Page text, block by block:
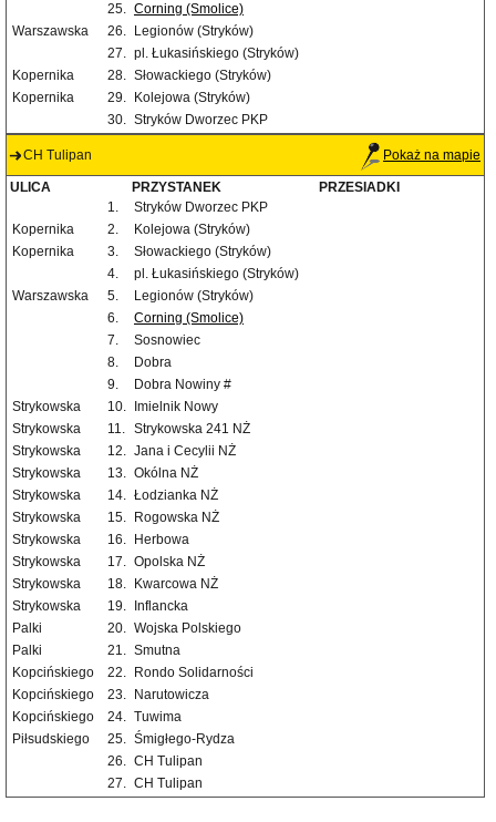
25. Corning (Smolice)
Warszawska
26.
Legionów (Stryków)
27. pl. Łukasińskiego (Stryków)
Kopernika
28. Słowackiego (Stryków)
Kopernika
29.
Kolejowa (Stryków)
30. Stryków Dworzec PKP
CH Tulipan Pokaż na mapie
ULICA PRZYSTANEK
PRZESIADKI
1.
Stryków Dworzec PKP
Kopernika
2.
Kolejowa (Stryków)
Kopernika
3.
Słowackiego (Stryków)
4.
pl. Łukasińskiego (Stryków)
Warszawska
5.
Legionów (Stryków)
6.
Corning (Smolice)
7.
Sosnowiec
8.
Dobra
9.
Dobra Nowiny #
Strykowska
10.
Imielnik Nowy
Strykowska
11. Strykowska 241 NŻ
Strykowska
12. Jana i Cecylii NŻ
Strykowska
13. Okólna NŻ
Strykowska
14. Łodzianka NŻ
Strykowska
15.
Rogowska NŻ
Strykowska
16.
Herbowa
Strykowska
17. Opolska NŻ
Strykowska
18.
Kwarcowa NŻ
Strykowska
19.
Inflancka
Palki
20. Wojska Polskiego
Palki
21. Smutna
Kopcińskiego
22.
Rondo Solidarności
Kopcińskiego
23.
Narutowicza
Kopcińskiego
24. Tuwima
Piłsudskiego
25. Śmigłego-Rydza
26. CH Tulipan
27. CH Tulipan